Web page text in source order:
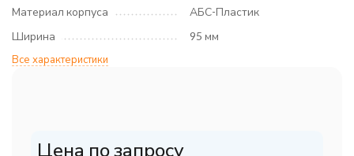
Материал корпуса
АБС-Пластик
Ширина
95 мм
Все характеристики
Цена по запросу